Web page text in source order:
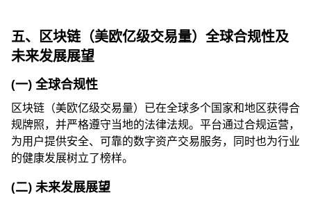
五、区块链（美欧亿级交易量）全球合规性及
未来发展展望
(一) 全球合规性
区块链（美欧亿级交易量）已在全球多个国家和地区获得合
规牌照，并严格遵守当地的法律法规。平台通过合规运营，
为用户提供安全、可靠的数字资产交易服务，同时也为行业
的健康发展树立了榜样。
(二) 未来发展展望